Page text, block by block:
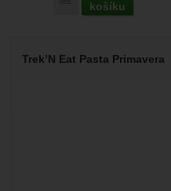
košíku
Trek’N Eat Pasta Primavera